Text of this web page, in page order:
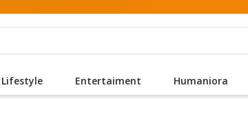
Lifestyle Entertaiment Humaniora